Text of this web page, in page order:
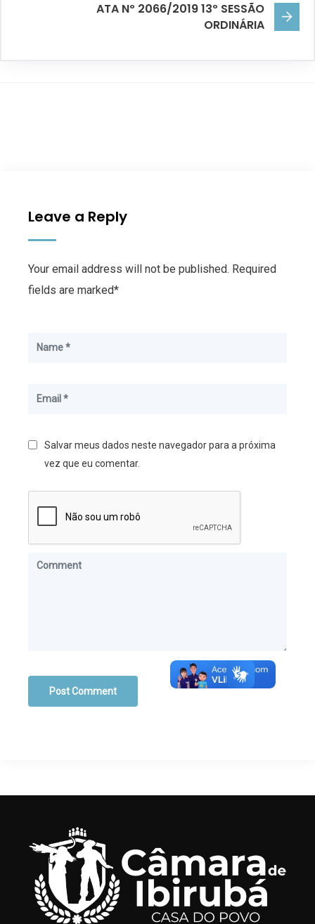
ATA Nº 2066/2019 13º SESSÃO
ORDINÁRIA
Leave a Reply
Your email address will not be published. Required
fields are marked*
Salvar meus dados neste navegador para a próxima
vez que eu comentar.